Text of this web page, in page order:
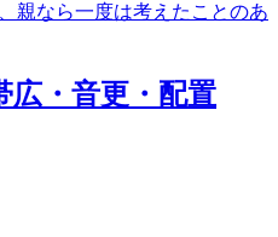
親なら一度は考えたことのあ
広・音更・配置